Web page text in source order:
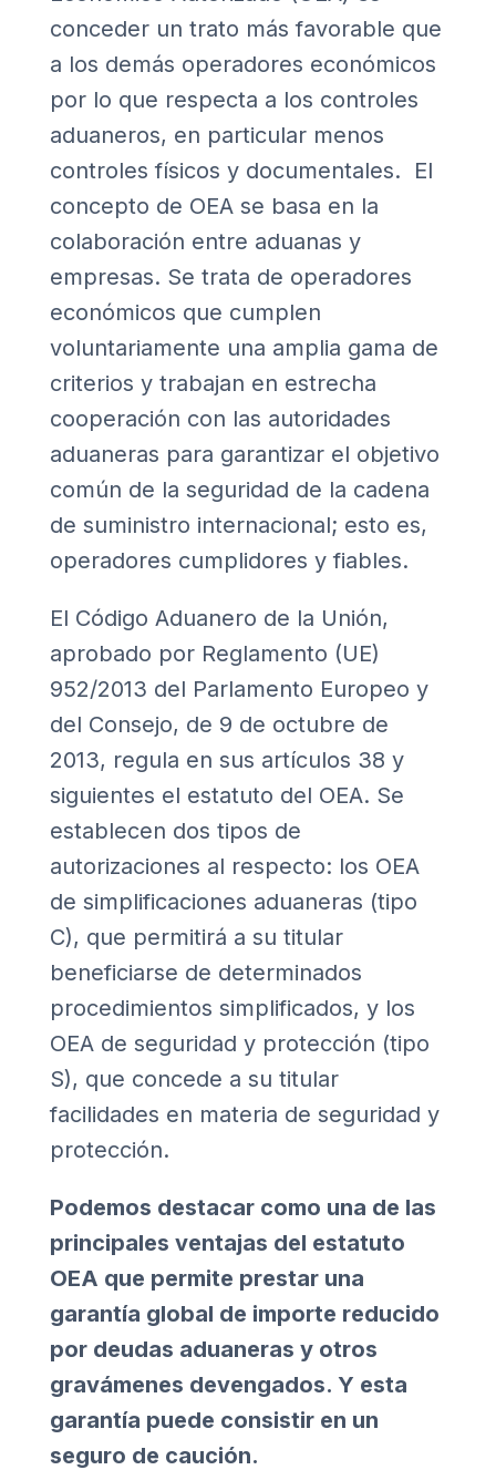
conceder un trato más favorable que
a los demás operadores económicos
por lo que respecta a los controles
aduaneros, en particular menos
controles físicos y documentales. El
concepto de OEA se basa en la
colaboración entre aduanas y
empresas. Se trata de operadores
económicos que cumplen
voluntariamente una amplia gama de
criterios y trabajan en estrecha
cooperación con las autoridades
aduaneras para garantizar el objetivo
común de la seguridad de la cadena
de suministro internacional; esto es,
operadores cumplidores y fiables.
El Código Aduanero de la Unión,
aprobado por Reglamento (UE)
952/2013 del Parlamento Europeo y
del Consejo, de 9 de octubre de
2013, regula en sus artículos 38 y
siguientes el estatuto del OEA. Se
establecen dos tipos de
autorizaciones al respecto: los OEA
de simplificaciones aduaneras (tipo
C), que permitirá a su titular
beneficiarse de determinados
procedimientos simplificados, y los
OEA de seguridad y protección (tipo
S), que concede a su titular
facilidades en materia de seguridad y
protección.
Podemos destacar como una de las
principales ventajas del estatuto
OEA que permite prestar una
garantía global de importe reducido
por deudas aduaneras y otros
gravámenes devengados. Y esta
garantía puede consistir en un
seguro de caución.